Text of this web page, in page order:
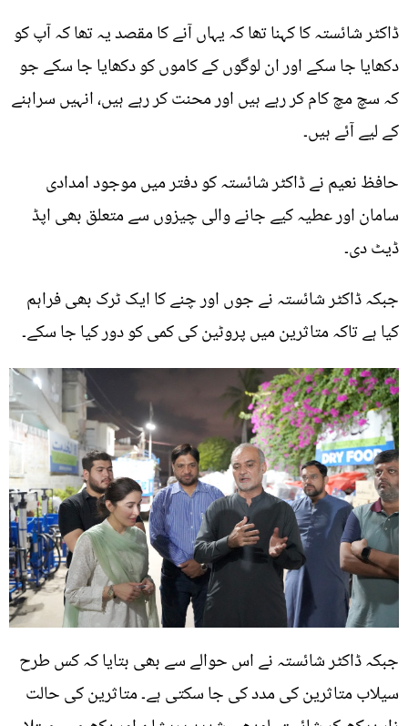
ڈاکٹر شائستہ کا کہنا تھا کہ یہاں آنے کا مقصد یہ تھا کہ آپ کو
دکھایا جا سکے اور ان لوگوں کے کاموں کو دکھایا جا سکے جو
کہ سچ مچ کام کر رہے ہیں اور محنت کر رہے ہیں، انہیں سراہنے
کے لیے آئے ہیں۔
حافظ نعیم نے ڈاکٹر شائستہ کو دفتر میں موجود امدادی
سامان اور عطیہ کیے جانے والی چیزوں سے متعلق بھی اپڈ
ڈیٹ دی۔
جبکہ ڈاکٹر شائستہ نے جوں اور چنے کا ایک ٹرک بھی فراہم
کیا ہے تاکہ متاثرین میں پروٹین کی کمی کو دور کیا جا سکے۔
جبکہ ڈاکٹر شائستہ نے اس حوالے سے بھی بتایا کہ کس طرح
سیلاب متاثرین کی مدد کی جا سکتی ہے۔ متاثرین کی حالت